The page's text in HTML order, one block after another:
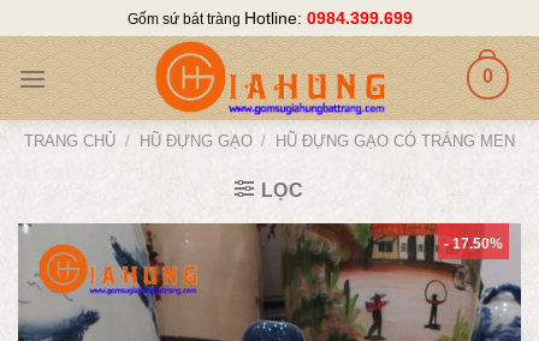
content
Gốm sứ bát tràng Hotline: 0984.399.699
0
TRANG CHỦ / HŨ ĐỰNG GẠO / HŨ ĐỰNG GẠO CÓ TRÁNG MEN
LỌC
- 17.50%